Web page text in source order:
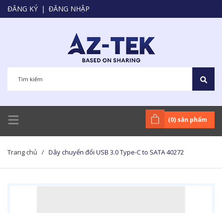
ĐĂNG KÝ | ĐĂNG NHẬP
(0) sản phẩm
Trang chủ / Dây chuyển đổi USB 3.0 Type-C to SATA 40272